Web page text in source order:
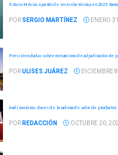
Estuvo México a punto de recesión técnica en 2025:
POR SERGIO MARTÍNEZ ENERO
Persisten dudas sobre mecanismo de adjudicación de
PORULISES JUÁREZ DICIEMBRE
Analizan áreas claves de la cadena de valor de
POR REDACCIÓN OCTUBRE 20,